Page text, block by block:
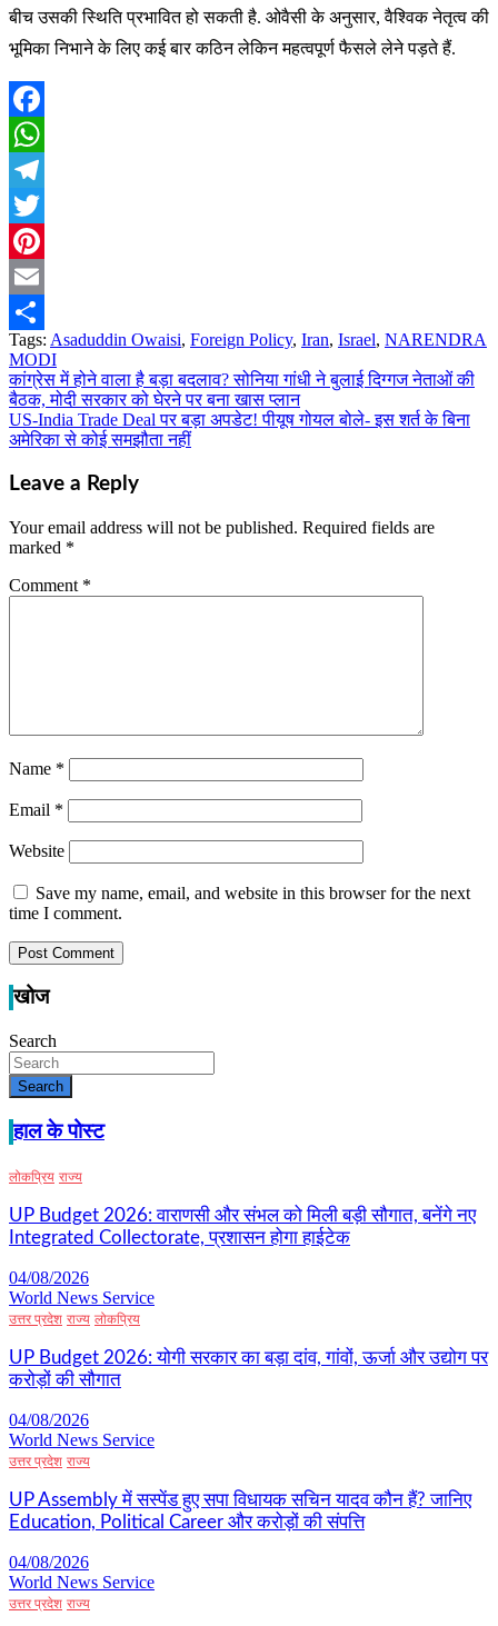
बीच उसकी स्थिति प्रभावित हो सकती है. ओवैसी के अनुसार, वैश्विक नेतृत्व की
भूमिका निभाने के लिए कई बार कठिन लेकिन महत्वपूर्ण फैसले लेने पड़ते हैं.
Facebook
WhatsApp
Telegram
Twitter
Pinterest
Email
Share
Tags: Asaduddin Owaisi, Foreign Policy, Iran, Israel, NARENDRA
MODI
Post
navigation
कांग्रेस में होने वाला है बड़ा बदलाव? सोनिया गांधी ने बुलाई दिग्गज नेताओं की
बैठक, मोदी सरकार को घेरने पर बना खास प्लान
US-India Trade Deal पर बड़ा अपडेट! पीयूष गोयल बोले- इस शर्त के बिना
अमेरिका से कोई समझौता नहीं
Leave a Reply
Your email address will not be published. Required fields are
marked *
Comment *
Name *
Email *
Website
Save my name, email, and website in this browser for the next
time I comment.
खोज
Search
Search
हाल के पोस्ट
लोकप्रिय राज्य
UP Budget 2026: वाराणसी और संभल को मिली बड़ी सौगात, बनेंगे नए
Integrated Collectorate, प्रशासन होगा हाईटेक
04/08/2026
World News Service
उत्तर प्रदेश राज्य लोकप्रिय
UP Budget 2026: योगी सरकार का बड़ा दांव, गांवों, ऊर्जा और उद्योग पर
करोड़ों की सौगात
04/08/2026
World News Service
उत्तर प्रदेश राज्य
UP Assembly में सस्पेंड हुए सपा विधायक सचिन यादव कौन हैं? जानिए
Education, Political Career और करोड़ों की संपत्ति
04/08/2026
World News Service
उत्तर प्रदेश राज्य